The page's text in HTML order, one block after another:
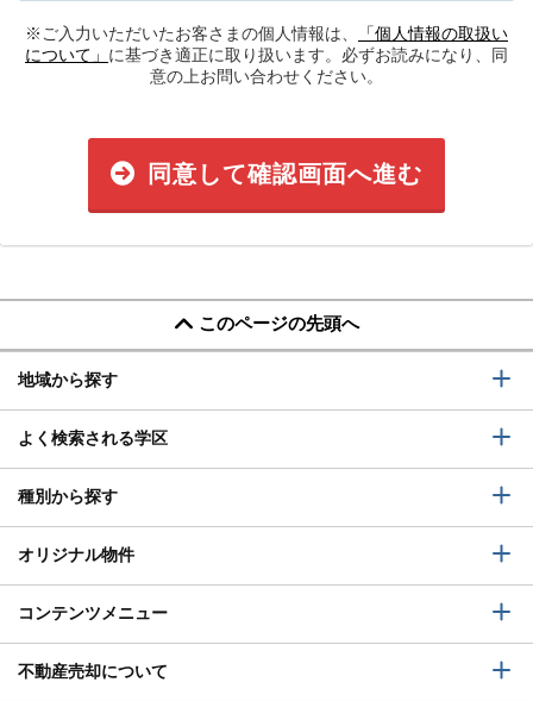
※ご入力いただいたお客さまの個人情報は、
「個人情報の取扱い
について」 に基づき適正に取り扱います。必ずお読みになり、同
意の上お問い合わせください。
同意して確認画面へ進む
このページの先頭へ
地域から探す
よく検索される学区
種別から探す
オリジナル物件
コンテンツメニュー
不動産売却について